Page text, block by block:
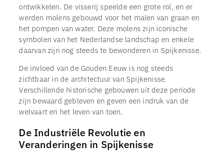
ontwikkelen. De visserij speelde een grote rol, en er
werden molens gebouwd voor het malen van graan en
het pompen van water. Deze molens zijn iconische
symbolen van het Nederlandse landschap en enkele
daarvan zijn nog steeds te bewonderen in Spijkenisse.
De invloed van de Gouden Eeuw is nog steeds
zichtbaar in de architectuur van Spijkenisse.
Verschillende historische gebouwen uit deze periode
zijn bewaard gebleven en geven een indruk van de
welvaart en het leven van toen.
De Industriële Revolutie en
Veranderingen in Spijkenisse